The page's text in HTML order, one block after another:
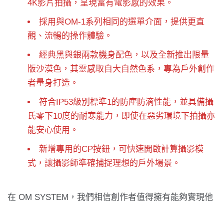
4K影片拍攝，呈現富有電影感的效果。
採用與OM-1系列相同的選單介面，提供更直
觀、流暢的操作體驗。
經典黑與銀兩款機身配色，以及全新推出限量
版沙漠色，其靈感取自大自然色系，專為戶外創作
者量身打造。
符合IP53級別標準1的防塵防滴性能，並具備攝
氏零下10度的耐寒能力，即使在惡劣環境下拍攝亦
能安心使用。
新增專用的CP按鈕，可快速開啟計算攝影模
式，讓攝影師準確捕捉理想的戶外場景。
在 OM SYSTEM，我們相信創作者值得擁有能夠實現他